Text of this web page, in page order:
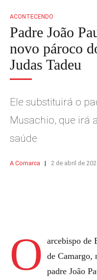
ACONTECENDO
Padre João
novo pároco
Judas Tadeu
Ele substituirá o
Musachio, que irá
saúde
A Comarca 2 de abril de
O
arcebispo de
de Camargo,
padre João